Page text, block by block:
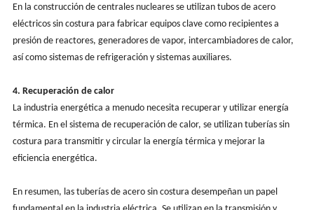
En la construcción de centrales nucleares se utilizan tubos de acero
eléctricos sin costura para fabricar equipos clave como recipientes a
presión de reactores, generadores de vapor, intercambiadores de calor,
así como sistemas de refrigeración y sistemas auxiliares.
4. Recuperación de calor
La industria energética a menudo necesita recuperar y utilizar energía
térmica. En el sistema de recuperación de calor, se utilizan tuberías sin
costura para transmitir y circular la energía térmica y mejorar la
eficiencia energética.
En resumen, las tuberías de acero sin costura desempeñan un papel